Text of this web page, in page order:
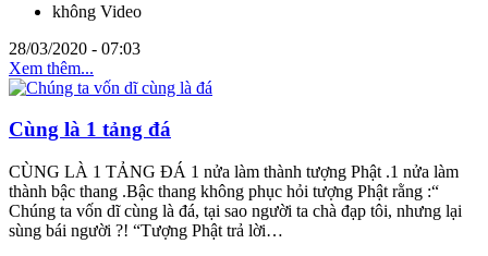
không Video
28/03/2020 - 07:03
Xem thêm...
Cùng là 1 tảng đá
CÙNG LÀ 1 TẢNG ĐÁ 1 nửa làm thành tượng Phật .1 nửa làm
thành bậc thang .Bậc thang không phục hỏi tượng Phật rằng :“
Chúng ta vốn dĩ cùng là đá, tại sao người ta chà đạp tôi, nhưng lại
sùng bái người ?! “Tượng Phật trả lời…